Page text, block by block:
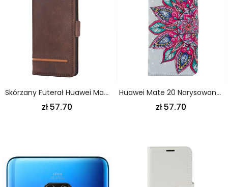
Skórzany Futerał Huawei Mate 20 Czerwony Czarny Etui Na Telefon Efekt Skóry Biznesowej
zł 57.70
Huawei Mate 20 Narysowana Mandala
zł 57.70